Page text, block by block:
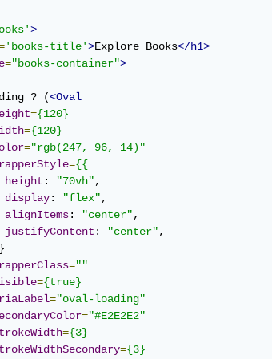
>
'books-title'>Explore Books</h1>
="books-container">
? (
<Oval
={120}
={120}
="rgb(247, 96, 14)"
={{
height : "70vh",
display: "flex",
alignItems: "center",
justifyContent : "center",
=""
={true}
="oval-loading"
="#E2E2E2"
={3}
={3}